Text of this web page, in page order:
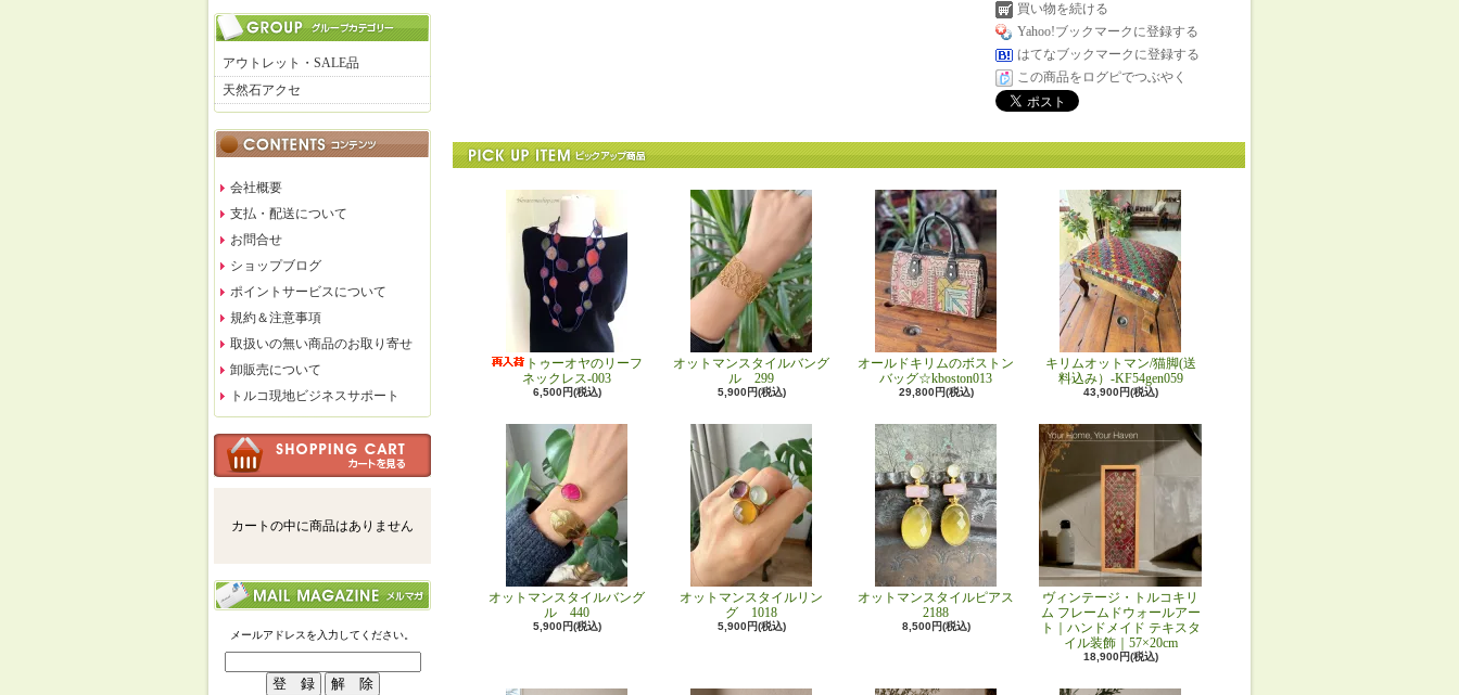
アウトレット・SALE品
天然石アクセ
会社概要
支払・配送について
お問合せ
ショップブログ
ポイントサービスについて
規約＆注意事項
取扱いの無い商品のお取り寄せ
卸販売について
トルコ現地ビジネスサポート
カートの中に商品はありません
メールアドレスを入力してください。
買い物を続ける
Yahoo!ブックマークに登録する
はてなブックマークに登録する
この商品をログピでつぶやく
トゥーオヤのリーフ
ネックレス-003
6,500円(税込)
オットマンスタイルバング
ル 299
5,900円(税込)
オールドキリムのボストン
バッグ☆kboston013
29,800円(税込)
キリムオットマン/猫脚(送
料込み）-KF54gen059
43,900円(税込)
オットマンスタイルバング
ル 440
5,900円(税込)
オットマンスタイルリン
グ 1018
5,900円(税込)
オットマンスタイルピアス
2188
8,500円(税込)
ヴィンテージ・トルコキリ
ム フレームドウォールアー
ト｜ハンドメイド テキスタ
イル装飾｜57×20cm
18,900円(税込)